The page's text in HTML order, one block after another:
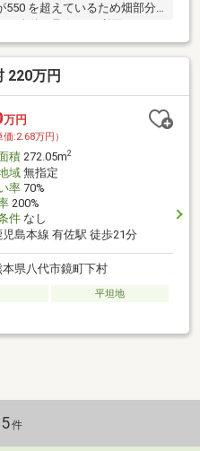
を超えているため畑部分
220万円
万円
価:2.68万円）
積272.05m2
域無指定
率70%
200%
件なし
児島本線 有佐駅 徒歩21分
本県八代市鏡町下村
平坦地
件